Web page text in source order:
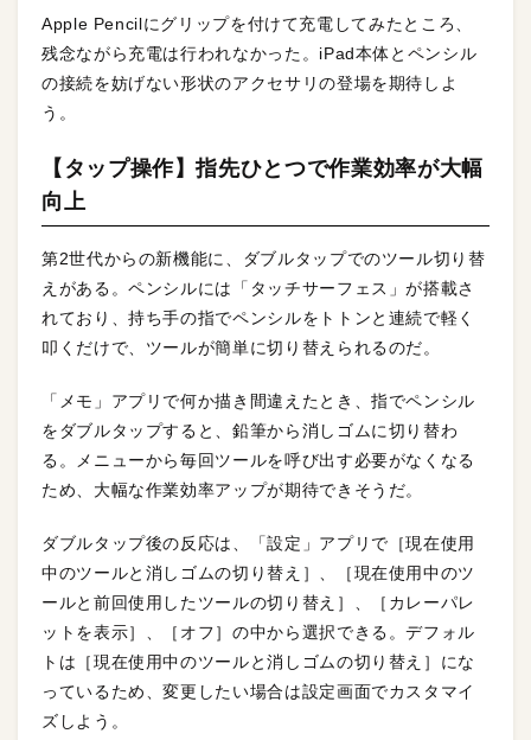
Apple Pencilにグリップを付けて充電してみたところ、
残念ながら充電は行われなかった。iPad本体とペンシル
の接続を妨げない形状のアクセサリの登場を期待しよ
う。
【タップ操作】指先ひとつで作業効率が大幅
向上
第2世代からの新機能に、ダブルタップでのツール切り替
えがある。ペンシルには「タッチサーフェス」が搭載さ
れており、持ち手の指でペンシルをトトンと連続で軽く
叩くだけで、ツールが簡単に切り替えられるのだ。
「メモ」アプリで何か描き間違えたとき、指でペンシル
をダブルタップすると、鉛筆から消しゴムに切り替わ
る。メニューから毎回ツールを呼び出す必要がなくなる
ため、大幅な作業効率アップが期待できそうだ。
ダブルタップ後の反応は、「設定」アプリで［現在使用
中のツールと消しゴムの切り替え］、［現在使用中のツ
ールと前回使用したツールの切り替え］、［カレーパレ
ットを表示］、［オフ］の中から選択できる。デフォル
トは［現在使用中のツールと消しゴムの切り替え］にな
っているため、変更したい場合は設定画面でカスタマイ
ズしよう。